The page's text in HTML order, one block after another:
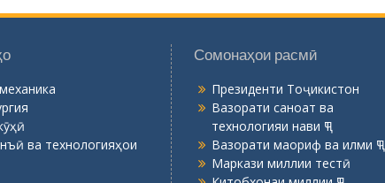
ва технологияҳои
Сомонаҳои расмӣ
Президенти Тоҷикистон
Вазорати саноат ва
технологияи нави ҶТ
Вазорати маориф ва илми ҶТ
Маркази миллии тестӣ